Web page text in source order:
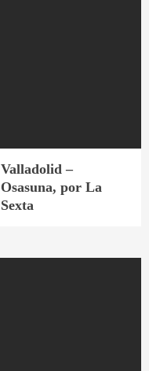
Valladolid –
Osasuna, por La
Sexta